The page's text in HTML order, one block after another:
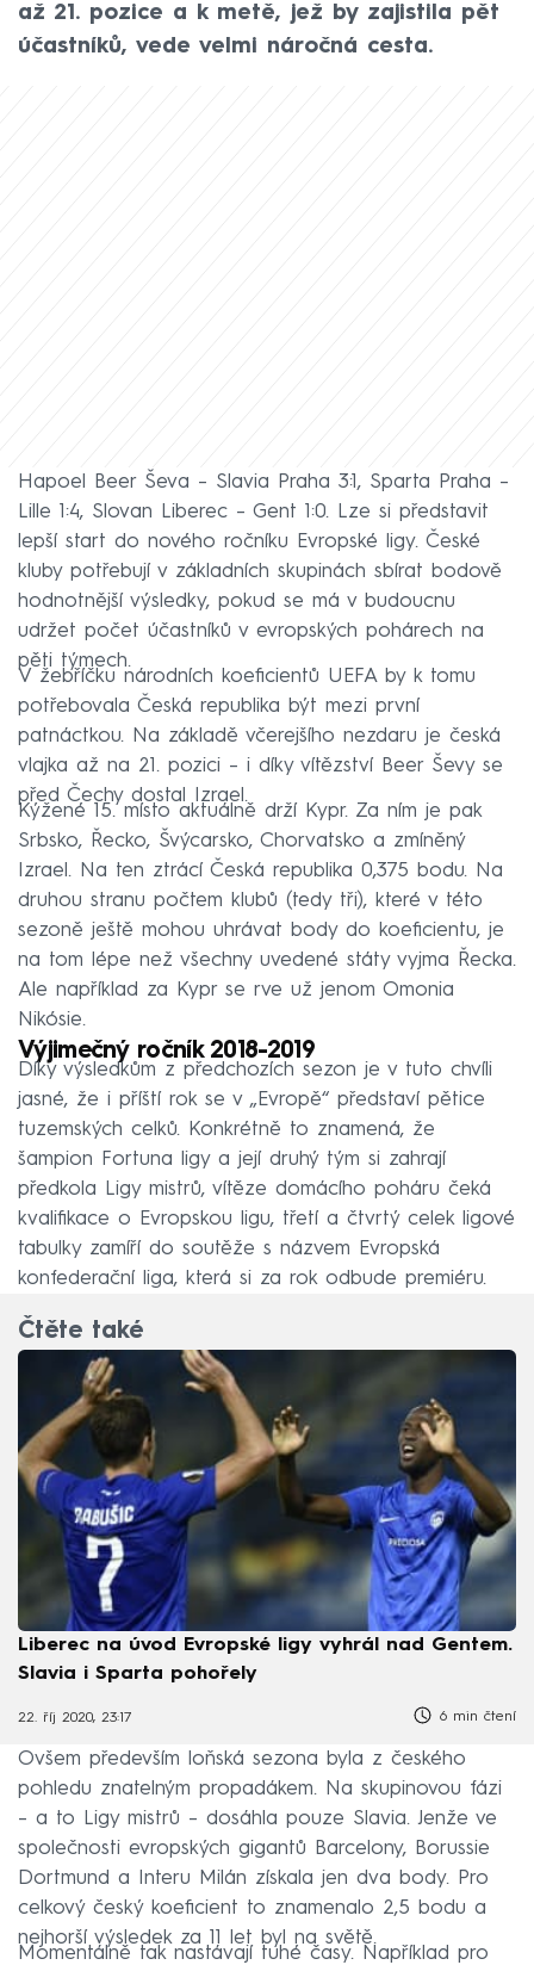
až 21. pozice a k metě, jež by zajistila pět
účastníků, vede velmi náročná cesta.
Hapoel Beer Ševa – Slavia Praha 3:1, Sparta Praha –
Lille 1:4, Slovan Liberec – Gent 1:0. Lze si představit
lepší start do nového ročníku Evropské ligy. České
kluby potřebují v základních skupinách sbírat bodově
hodnotnější výsledky, pokud se má v budoucnu
udržet počet účastníků v evropských pohárech na
pěti týmech.
V žebříčku národních koeficientů UEFA by k tomu
potřebovala Česká republika být mezi první
patnáctkou. Na základě včerejšího nezdaru je česká
vlajka až na 21. pozici – i díky vítězství Beer Ševy se
před Čechy dostal Izrael.
Kýžené 15. místo aktuálně drží Kypr. Za ním je pak
Srbsko, Řecko, Švýcarsko, Chorvatsko a zmíněný
Izrael. Na ten ztrácí Česká republika 0,375 bodu. Na
druhou stranu počtem klubů (tedy tři), které v této
sezoně ještě mohou uhrávat body do koeficientu, je
na tom lépe než všechny uvedené státy vyjma Řecka.
Ale například za Kypr se rve už jenom Omonia
Nikósie.
Výjimečný ročník 2018-2019
Díky výsledkům z předchozích sezon je v tuto chvíli
jasné, že i příští rok se v „Evropě“ představí pětice
tuzemských celků. Konkrétně to znamená, že
šampion Fortuna ligy a její druhý tým si zahrají
předkola Ligy mistrů, vítěze domácího poháru čeká
kvalifikace o Evropskou ligu, třetí a čtvrtý celek ligové
tabulky zamíří do soutěže s názvem Evropská
konfederační liga, která si za rok odbude premiéru.
Čtěte také
Liberec na úvod Evropské ligy vyhrál nad Gentem.
Slavia i Sparta pohořely
22. říj 2020, 23:17 6 min čtení
Ovšem především loňská sezona byla z českého
pohledu znatelným propadákem. Na skupinovou fázi
– a to Ligy mistrů – dosáhla pouze Slavia. Jenže ve
společnosti evropských gigantů Barcelony, Borussie
Dortmund a Interu Milán získala jen dva body. Pro
celkový český koeficient to znamenalo 2,5 bodu a
nejhorší výsledek za 11 let byl na světě.
Momentálně tak nastávají tuhé časy. Například pro